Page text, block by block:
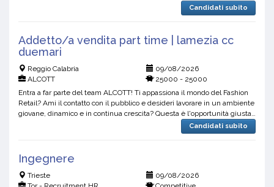
Candidati subito
Addetto/a vendita part time | lamezia cc
duemari
Reggio Calabria
09/08/2026
ALCOTT
25000 - 25000
Entra a far parte del team ALCOTT! Ti appassiona il mondo del Fashion
Retail? Ami il contatto con il pubblico e desideri lavorare in un ambiente
giovane, dinamico e in continua crescita? Questa è l'opportunità giusta
Candidati subito
Ingegnere
Trieste
09/08/2026